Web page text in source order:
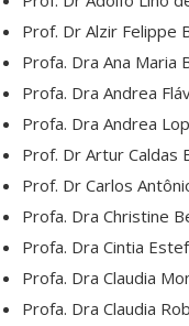
Prof. Dr Alzir Felippe
Profa. Dra Ana Maria
Profa. Dra Andrea
Profa. Dra Andrea
Prof. Dr Artur Caldas
Prof. Dr Carlos
Profa. Dra Christine
Profa. Dra Cintia
Profa. Dra Claudia
Profa. Dra Claudia